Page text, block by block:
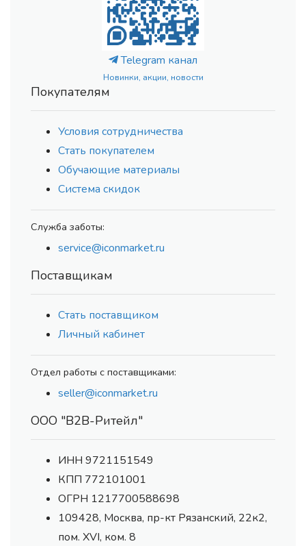
Telegram канал
Новинки, акции, новости
Покупателям
Условия сотрудничества
Стать покупателем
Обучающие материалы
Система скидок
Служба заботы:
service@iconmarket.ru
Поставщикам
Стать поставщиком
Личный кабинет
Отдел работы с поставщиками:
seller@iconmarket.ru
ООО "В2В-Ритейл"
ИНН 9721151549
КПП 772101001
ОГРН 1217700588698
109428, Москва, пр-кт Рязанский, 22к2,
пом. XVI, ком. 8